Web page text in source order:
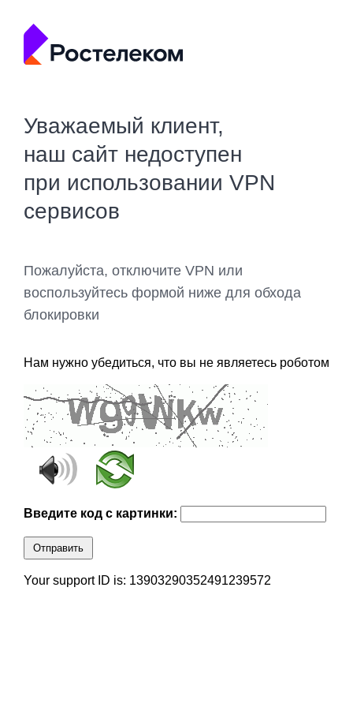
Уважаемый клиент,
наш сайт недоступен
при использовании VPN
сервисов
Пожалуйста, отключите VPN или
воспользуйтесь формой ниже для обхода
блокировки
Нам нужно убедиться, что вы не являетесь роботом
Введите код с картинки:
Отправить
Your support ID is: 13903290352491239572